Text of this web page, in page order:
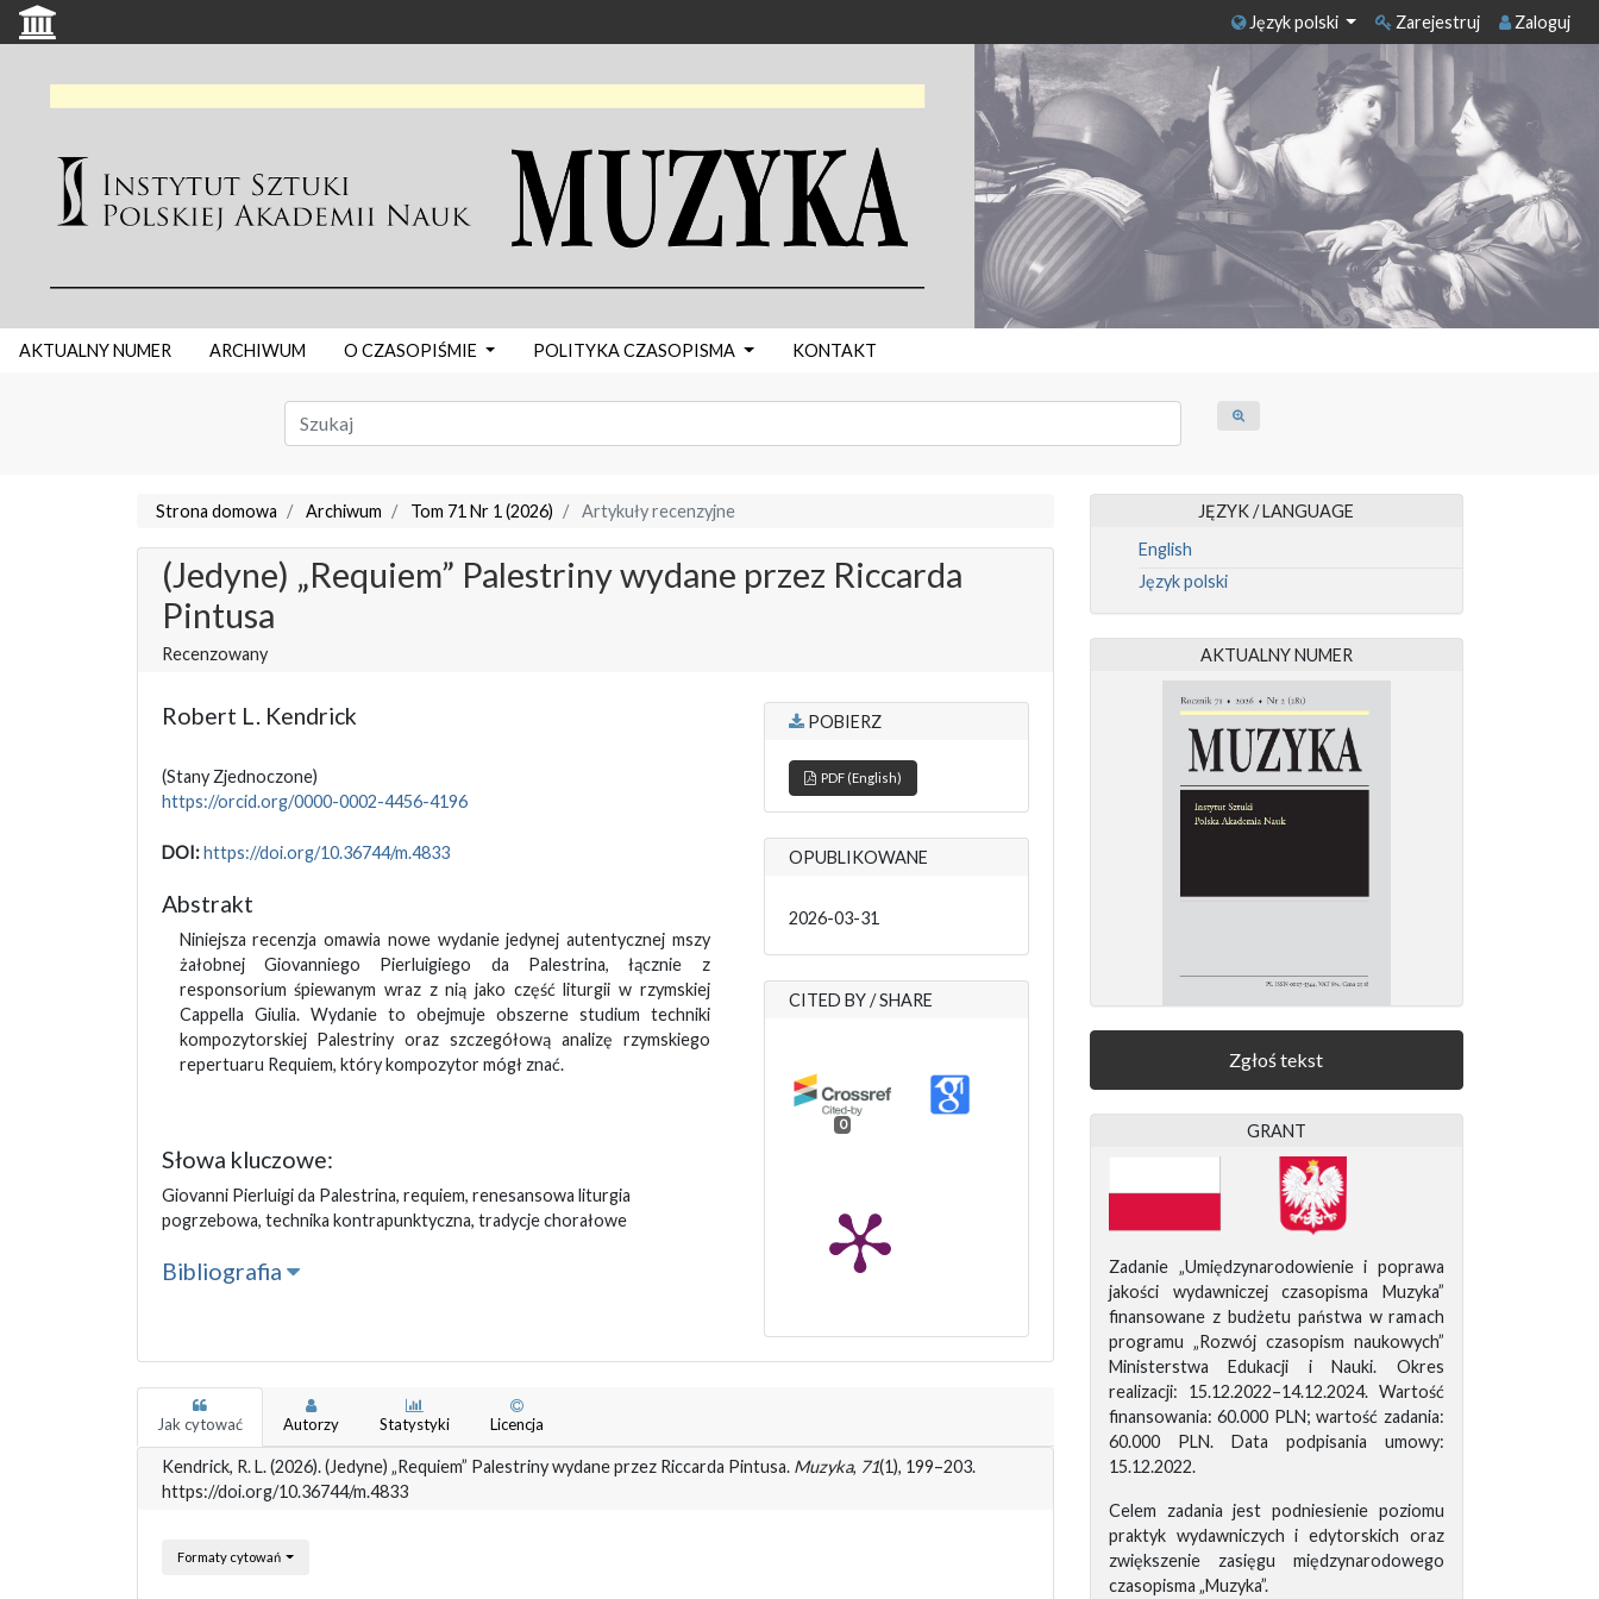
Język polski Zarejestruj Zaloguj
AKTUALNY NUMER ARCHIWUM O CZASOPIŚMIE POLITYKA CZASOPISMA KONTAKT
Strona domowa Archiwum Tom 71 Nr 1 (2026) Artykuły recenzyjne
(Jedyne) „Requiem” Palestriny wydane przez Riccarda
Pintusa
Recenzowany
Robert L. Kendrick
(Stany Zjednoczone)
https://orcid.org/0000-0002-4456-4196
DOI:https://doi.org/10.36744/m.4833
Abstrakt
Niniejsza recenzja omawia nowe wydanie jedynej autentycznej mszy
żałobnej Giovanniego Pierluigiego da Palestrina, łącznie z
responsorium śpiewanym wraz z nią jako część liturgii w rzymskiej
Cappella Giulia. Wydanie to obejmuje obszerne studium techniki
kompozytorskiej Palestriny oraz szczegółową analizę rzymskiego
repertuaru Requiem, który kompozytor mógł znać.
Słowa kluczowe:
Giovanni Pierluigi da Palestrina, requiem, renesansowa liturgia
pogrzebowa, technika kontrapunktyczna, tradycje chorałowe
Bibliografia
POBIERZ
PDF (English)
OPUBLIKOWANE
2026-03-31
CITED BY / SHARE
0
Jak cytować Autorzy Statystyki Licencja
Kendrick, R. L. (2026). (Jedyne) „Requiem” Palestriny wydane przez Riccarda Pintusa. Muzyka, 71(1), 199–203.
https://doi.org/10.36744/m.4833
Formaty cytowań
JĘZYK / LANGUAGE
English
Język polski
AKTUALNY NUMER
Zgłoś tekst
GRANT
Zadanie „Umiędzynarodowienie i poprawa
jakości wydawniczej czasopisma Muzyka”
finansowane z budżetu państwa w ramach
programu „Rozwój czasopism naukowych”
Ministerstwa Edukacji i Nauki. Okres
realizacji: 15.12.2022–14.12.2024. Wartość
finansowania: 60.000 PLN; wartość zadania:
60.000 PLN. Data podpisania umowy:
15.12.2022.
Celem zadania jest podniesienie poziomu
praktyk wydawniczych i edytorskich oraz
zwiększenie zasięgu międzynarodowego
czasopisma „Muzyka”.